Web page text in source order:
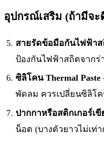
อุปกรณ์เสริม (ถ้ามีจะ
สายรัดข้อมือกันไฟฟ้าส
ป้องกันไฟฟ้าสถิตจากร่
ซิลิโคน Thermal Paste
พัดลม ควรเปลี่ยนซิลิโ
ปากกาหรือสติกเกอร์เขี
น็อต (บางตัวยาวไม่เท่